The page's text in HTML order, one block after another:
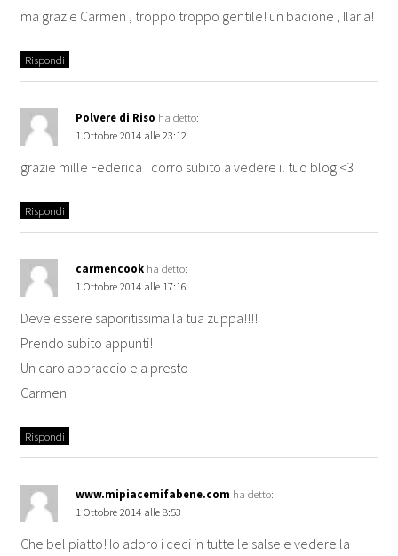
ma grazie Carmen , troppo troppo gentile! un bacione , Ilaria!
Rispondi
Polvere di Riso ha detto:
1 Ottobre 2014 alle 23:12
grazie mille Federica ! corro subito a vedere il tuo blog <3
Rispondi
carmencook ha detto:
1 Ottobre 2014 alle 17:16
Deve essere saporitissima la tua zuppa!!!!
Prendo subito appunti!!
Un caro abbraccio e a presto
Carmen
Rispondi
www.mipiacemifabene.com ha detto:
1 Ottobre 2014 alle 8:53
Che bel piatto! Io adoro i ceci in tutte le salse e vedere la